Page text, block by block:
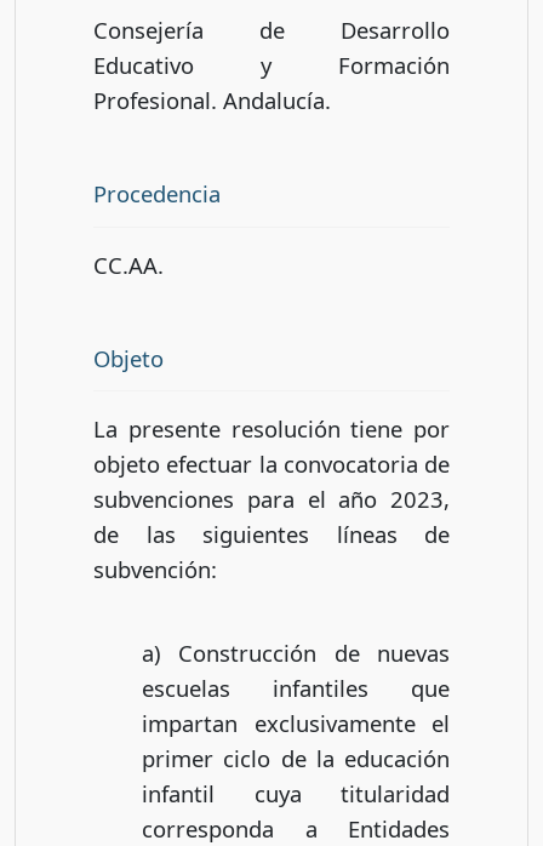
Consejería de Desarrollo
Educativo y Formación
Profesional. Andalucía.
Procedencia
CC.AA.
Objeto
La presente resolución tiene por
objeto efectuar la convocatoria de
subvenciones para el año 2023,
de las siguientes líneas de
subvención:
a) Construcción de nuevas
escuelas infantiles que
impartan exclusivamente el
primer ciclo de la educación
infantil cuya titularidad
corresponda a Entidades